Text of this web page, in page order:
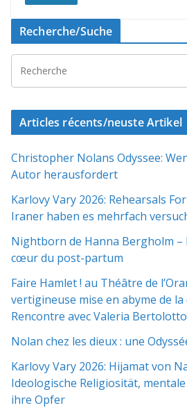
Recherche/Suche
Articles récents/neuste Artikel
Christopher Nolans Odyssee:
Autor herausfordert
Karlovy Vary 2026: Rehearsals
Iraner haben es mehrfach
Nightborn de Hanna Bergholm –
cœur du post-partum
Faire Hamlet ! au Théâtre de
vertigineuse mise en abyme de
Rencontre avec Valeria Bertolotto
Nolan chez les dieux : une
Karlovy Vary 2026: Hijamat von
Ideologische Religiosität,
ihre Opfer